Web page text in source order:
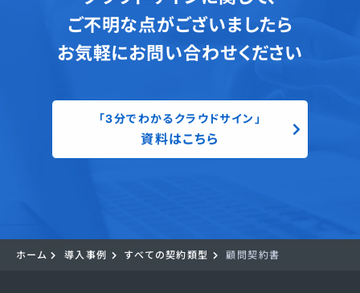
ご不明な点がございましたら
お気軽にお問い合わせください
「3分でわかるクラウドサイン」
資料はこちら
ホーム 導入事例 すべての契約類型 顧問契約書